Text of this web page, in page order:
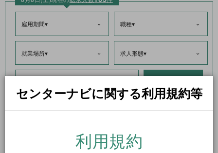
雇用期間から探す
1日間 51件
2日間 1件
5日間 4件
雇用期間▾ 職種▾
就業場所▾ 求人形態▾
センターナビに関する利用規約等
利用規約